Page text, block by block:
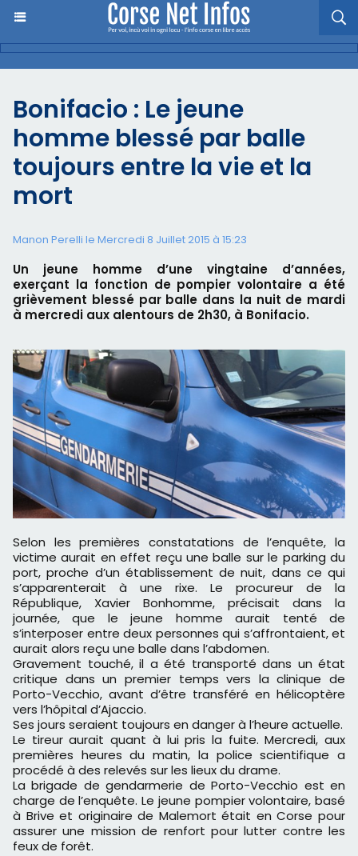
Bonifacio : Le jeune
homme blessé par balle
toujours entre la vie et la
mort
Manon Perelli le Mercredi 8 Juillet 2015 à 15:23
Un jeune homme d’une vingtaine d’années,
exerçant la fonction de pompier volontaire a été
grièvement blessé par balle dans la nuit de mardi
à mercredi aux alentours de 2h30, à Bonifacio.
Selon les premières constatations de l’enquête, la
victime aurait en effet reçu une balle sur le parking du
port, proche d’un établissement de nuit, dans ce qui
s’apparenterait à une rixe. Le procureur de la
République, Xavier Bonhomme, précisait dans la
journée, que le jeune homme aurait tenté de
s’interposer entre deux personnes qui s’affrontaient, et
aurait alors reçu une balle dans l’abdomen.
Gravement touché, il a été transporté dans un état
critique dans un premier temps vers la clinique de
Porto-Vecchio, avant d’être transféré en hélicoptère
vers l’hôpital d’Ajaccio.
Ses jours seraient toujours en danger à l’heure actuelle.
Le tireur aurait quant à lui pris la fuite. Mercredi, aux
premières heures du matin, la police scientifique a
procédé à des relevés sur les lieux du drame.
La brigade de gendarmerie de Porto-Vecchio est en
charge de l’enquête. Le jeune pompier volontaire, basé
à Brive et originaire de Malemort était en Corse pour
assurer une mission de renfort pour lutter contre les
feux de forêt.